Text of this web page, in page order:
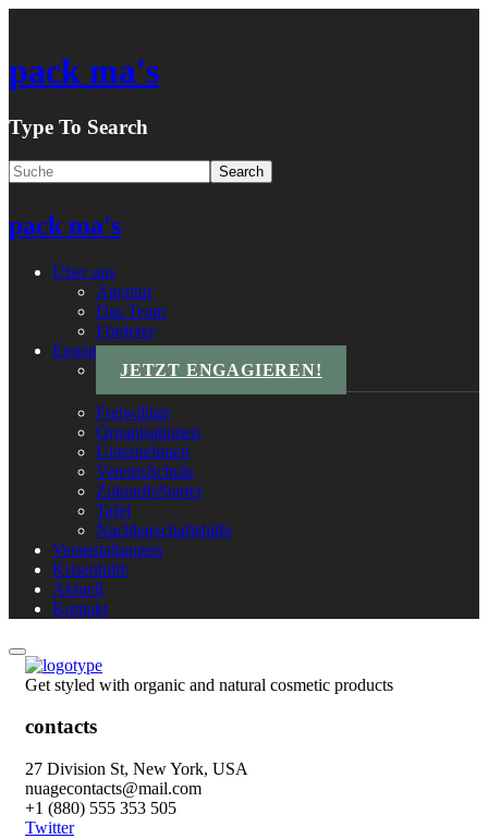
pack ma's
Type To Search
pack ma's
Über uns
Agentur
Das Team
Förderer
Engagements
JETZT ENGAGIEREN!
Freiwillige
Organisationen
Unternehmen
VereinsSchule
ZukunftsStarter
Tafel
Nachbarschaftshilfe
Veranstaltungen
Krisenhilfe
Aktuell
Kontakt
Get styled with organic and natural cosmetic products
contacts
27 Division St, New York, USA
nuagecontacts@mail.com
+1 (880) 555 353 505
Twitter